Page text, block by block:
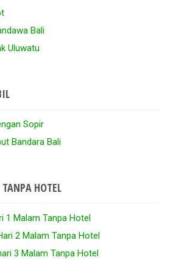
Bali
Uluwatu
Sopir
Bandara Bali
HOTEL
1 Malam Tanpa Hotel
2 Malam Tanpa Hotel
3 Malam Tanpa Hotel